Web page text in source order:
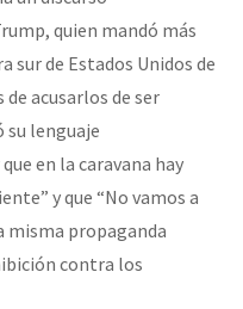
quien mandó más
sur de Estados Unidos de
de acusarlos de ser
su lenguaje
en la caravana hay
y que “No vamos a
misma propaganda
contra los